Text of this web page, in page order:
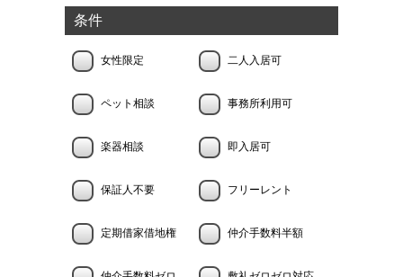
条件
女性限定 二人入居可
ペット相談 事務所利用可
楽器相談 即入居可
保証人不要 フリーレント
定期借家借地権 仲介手数料半額